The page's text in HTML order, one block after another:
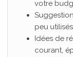
votre
peu
Idées de
courant,